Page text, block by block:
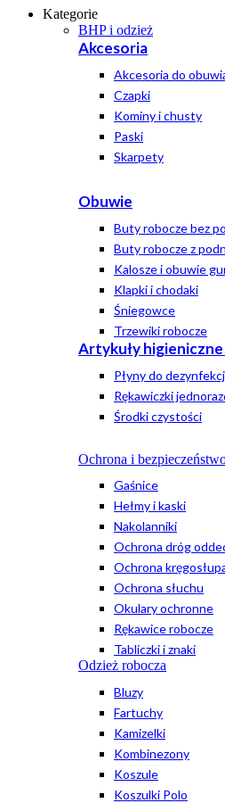
Kategorie
BHP i odzież
Akcesoria
Akcesoria do
Czapki
Kominy i chusty
Paski
Skarpety
Obuwie
Buty robocze bez
Buty robocze z
Kalosze i obuwie
Klapki i chodaki
Śniegowce
Trzewiki robocze
Artykuły
Płyny do
Rękawiczki
Środki czystości
Ochrona i
Gaśnice
Hełmy i kaski
Nakolanniki
Ochrona dróg
Ochrona
Ochrona słuchu
Okulary ochronne
Rękawice robocze
Tabliczki i znaki
Odzież robocza
Bluzy
Fartuchy
Kamizelki
Kombinezony
Koszule
Koszulki Polo